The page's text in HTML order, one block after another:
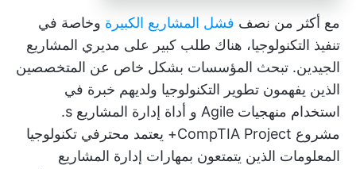
مع أكثر من نصف فشل المشاريع الكبيرة وخاصة في
تنفيذ التكنولوجيا، هناك طلب كبير على مديري المشاريع
الجيدين. تبحث المؤسسات بشكل خاص عن المتخصصين
الذين يفهمون تطوير التكنولوجيا ولديهم خبرة في
استخدام منهجيات Agile و
أداة إدارة المشاريع
مشروع CompTIA Project+
يعتمد محترفي تكنولوجيا
المعلومات الذين يتمتعون بمهارات إدارة المشاريع